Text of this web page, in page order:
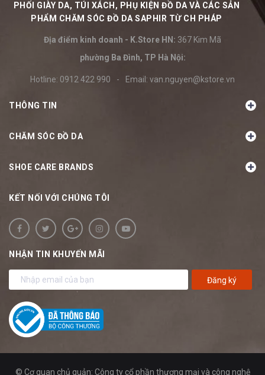
PHỐI GIÀY DA, TÚI XÁCH, PHỤ KIỆN ĐỒ DA VÀ CÁC SẢN
PHẨM CHĂM SÓC ĐỒ DA SAPHIR TỪ CH PHÁP
Địa điểm kinh doanh - K.Store HN: 367 Kim Mã
phường Ba Đình, TP Hà Nội:
Hotline: 0912 422 990 - Email: van.nguyen@kstore.vn
THÔNG TIN
CHĂM SÓC ĐỒ DA
SHOE CARE BRANDS
KẾT NỐI VỚI CHÚNG TÔI
NHẬN TIN KHUYẾN MÃI
Đăng ký
© Cơ quan chủ quản: Công ty cổ phần thương mại và công nghệ